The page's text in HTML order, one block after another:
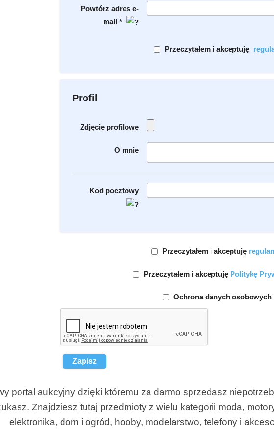
Powtórz adres e-
mail *
Przeczytałem i akceptuję
Profil
Zdjęcie profilowe
O mnie
Kod pocztowy
Przeczytałem i akceptuję
Przeczytałem i akceptuję Politykę
Ochrona danych osobowych
Zapisz
portal aukcyjny dzięki któremu za darmo sprzedasz
Znajdziesz tutaj przedmioty z wielu kategorii moda,
elektronika, dom i ogród, hooby, modelarstwo, telefony i